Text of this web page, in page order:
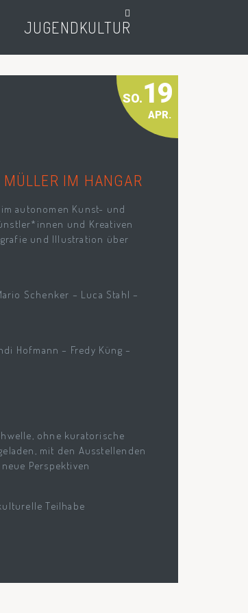
JUGENDKULTUR
SO.19
APR.
IM HANGAR
autonomen Kunst- und
und Kreativen
und Illustration über
Schenker – Luca Stahl –
Hofmann – Fredy Küng –
ohne kuratorische
mit den Ausstellenden
Perspektiven
Teilhabe